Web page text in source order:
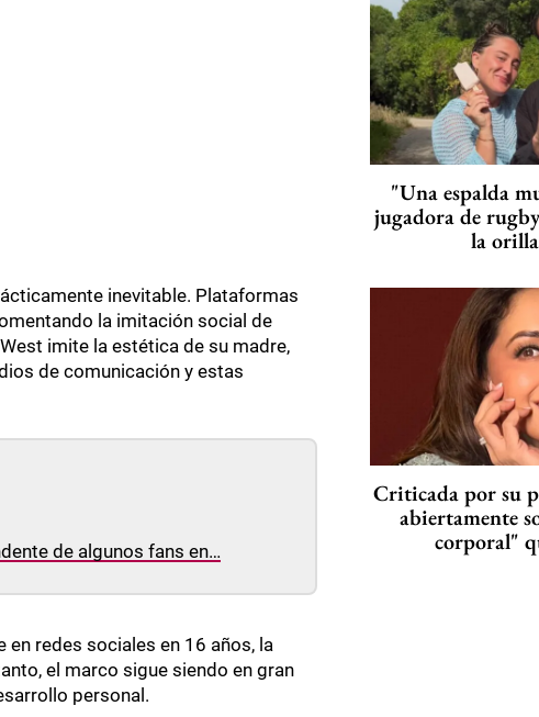
inevitable. Plataformas
la imitación social de
imite la estética de su madre,
de comunicación y estas
de algunos fans en…
redes sociales en 16 años, la
el marco sigue siendo en gran
personal.
"Una espalda
jugadora de
la
Criticada por su
abiertamente
corporal"